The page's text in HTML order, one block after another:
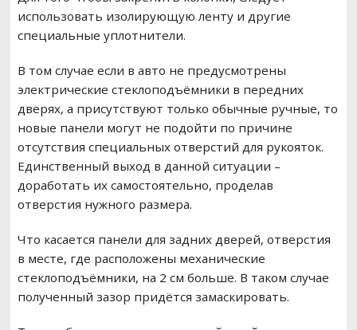
использовать изолирующую ленту и другие
специальные уплотнители.
В том случае если в авто не предусмотрены
электрические стеклоподъёмники в передних
дверях, а присутствуют только обычные ручные, то
новые панели могут не подойти по причине
отсутствия специальных отверстий для рукояток.
Единственный выход в данной ситуации –
доработать их самостоятельно, проделав
отверстия нужного размера.
Что касается панели для задних дверей, отверстия
в месте, где расположены механические
стеклоподъёмники, на 2 см больше. В таком случае
полученный зазор придётся замаскировать.